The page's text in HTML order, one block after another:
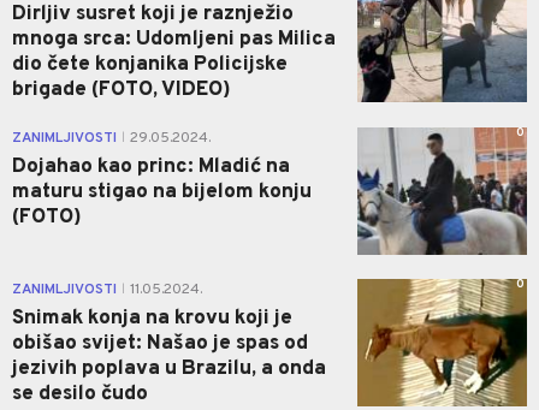
Dirljiv susret koji je raznježio
mnoga srca: Udomljeni pas Milica
dio čete konjanika Policijske
brigade (FOTO, VIDEO)
ZANIMLJIVOSTI 29.05.2024.
Dojahao kao princ: Mladić na
maturu stigao na bijelom konju
(FOTO)
0
ZANIMLJIVOSTI 11.05.2024.
Snimak konja na krovu koji je
obišao svijet: Našao je spas od
jezivih poplava u Brazilu, a onda
se desilo čudo
0